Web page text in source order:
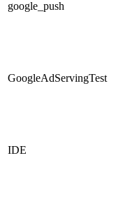
google_push
GoogleAdServingTest
IDE